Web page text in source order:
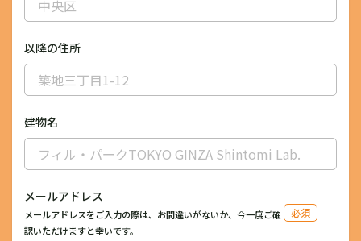
以降の住所
建物名
必須
メールアドレス
メールアドレスをご入力の際は、お間違いがないか、今一度ご確
認いただけますと幸いです。